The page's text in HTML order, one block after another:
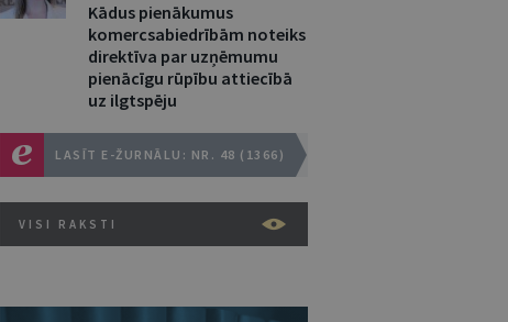
Kādus pienākumus
komercsabiedrībām noteiks
direktīva par uzņēmumu
pienācīgu rūpību attiecībā
uz ilgtspēju
LASĪT E-ŽURNĀLU: NR. 48 (1366)
VISI RAKSTI